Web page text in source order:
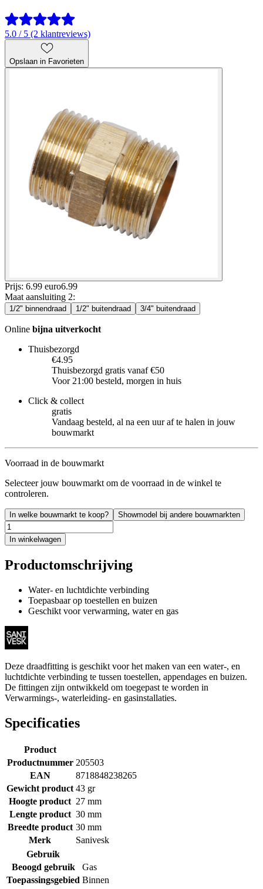
5.0 / 5 (2 klantreviews)
Opslaan in Favorieten
Prijs: 6.99 euro6.99
Maat aansluiting 2:
1/2" binnendraad 1/2" buitendraad 3/4" buitendraad
Online bijna uitverkocht
Thuisbezorgd
€4.95
Thuisbezorgd gratis vanaf €50
Voor 21:00 besteld, morgen in huis
Click & collect
gratis
Vandaag besteld, al na een uur af te halen in jouw
bouwmarkt
Voorraad in de bouwmarkt
Selecteer jouw bouwmarkt om de voorraad in de winkel te
controleren.
In welke bouwmarkt te koop? Showmodel bij andere bouwmarkten
In winkelwagen
Productomschrijving
Water- en luchtdichte verbinding
Toepasbaar op toestellen en buizen
Geschikt voor verwarming, water en gas
Deze draadfitting is geschikt voor het maken van een water-, en
luchtdichte verbinding te tussen toestellen, appendages en buizen.
De fittingen zijn ontwikkeld om toegepast te worden in
Verwarmings-, waterleiding- en gasinstallaties.
Specificaties
Product
Productnummer 205503
EAN
8718848238265
Gewicht product 43 gr
Hoogte product 27 mm
Lengte product 30 mm
Breedte product 30 mm
Merk
Sanivesk
Gebruik
Beoogd gebruik
Gas
Toepassingsgebied Binnen